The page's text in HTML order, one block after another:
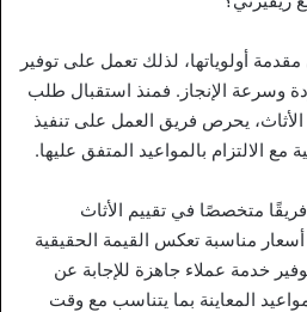
أولوياتها، لذلك تعمل على توفير
وسرعة الإنجاز. فمنذ استقبال طلب
الأثاث، يحرص فريق العمل على تنفيذ
مع الالتزام بالمواعيد المتفق عليها.
فريقًا متخصصًا في تقييم الأثاث
مناسبة تعكس القيمة الحقيقية
خدمة عملاء جاهزة للإجابة عن
المعاينة بما يتناسب مع وقت